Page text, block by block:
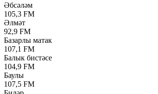
Әбсәләм
105,3 FM
Әлмәт
92,9 FM
Базарлы матак
107,1 FM
Балык бистәсе
104,9 FM
Баулы
107,5 FM